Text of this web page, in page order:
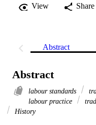
View
Share
Abstract
Abstract
labour standards
labour practice
History